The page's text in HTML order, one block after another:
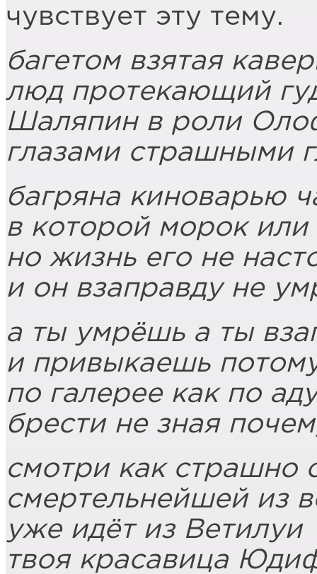
чувствует эту тему.
багетом взятая
люд протекающий
Шаляпин в роли
глазами страшными
багряна киноварью
в которой морок или
но жизнь его не
и он взаправду не
а ты умрёшь а ты
и привыкаешь
по галерее как по
брести не зная
смотри как страшно
смертельнейшей из
уже идёт из Ветилуи
твоя красавица